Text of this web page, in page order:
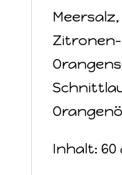
Inhalt: 60